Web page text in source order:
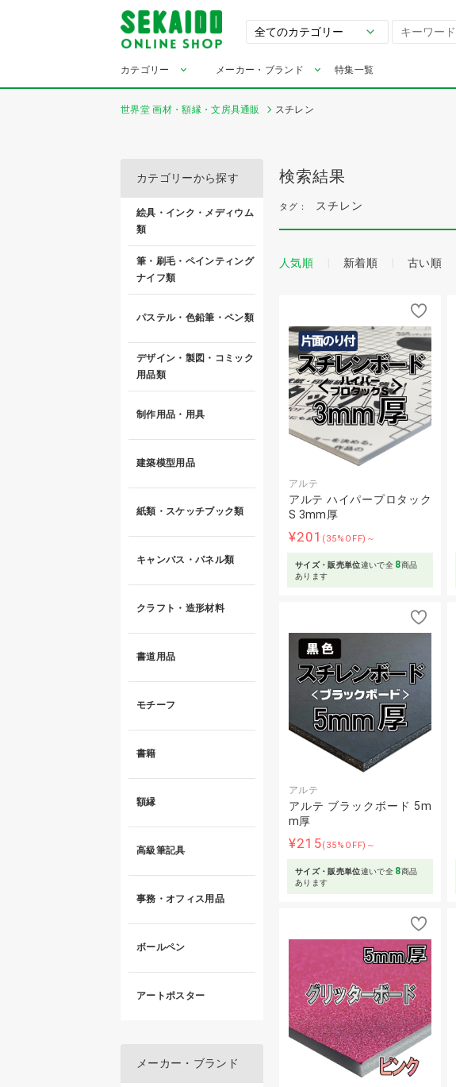
カテゴリー メーカー・ブランド 特集一覧
世界堂 画材・額縁・文房具通販 スチレン
検索結果
タグ： スチレン
人気順 新着順 古い順
アルテ
アルテ ハイパープロタック
S 3mm厚
¥201 (35%OFF)～
サイズ・販売単位違いで全 8商品
あります
アルテ
アルテ ブラックボード 5m
m厚
¥215(35%OFF)～
サイズ・販売単位違いで全 8商品
あります
カテゴリーから探す
絵具・インク・メディウム
類
筆・刷毛・ペインティング
ナイフ類
パステル・色鉛筆・ペン類
デザイン・製図・コミック
用品類
制作用品・用具
建築模型用品
紙類・スケッチブック類
キャンバス・パネル類
クラフト・造形材料
書道用品
モチーフ
書籍
額縁
高級筆記具
事務・オフィス用品
ボールペン
アートポスター
メーカー・ブランド